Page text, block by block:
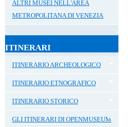
ALTRI MUSEI NELL'AREA
METROPOLITANA DI VENEZIA
ITINERARI
ITINERARIO ARCHEOLOGICO
ITINERARIO ETNOGRAFICO
ITINERARIO STORICO
GLI ITINERARI DI OPENMUSEUM